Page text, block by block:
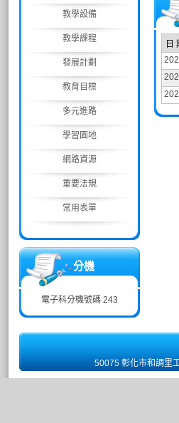
教學設備
教學課程
發展計劃
教育目標
多元進路
學習園地
網路資源
重要法規
常用表單
分機
電子科分機號碼 243
日
50075 彰化市和調里